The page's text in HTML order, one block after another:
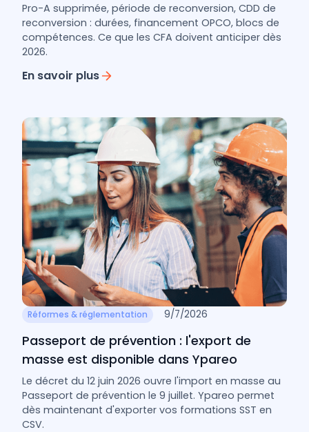
Pro-A supprimée, période de reconversion, CDD de
reconversion : durées, financement OPCO, blocs de
compétences. Ce que les CFA doivent anticiper dès
2026.
En savoir plus
Réformes & réglementation 9/7/2026
Passeport de prévention : l'export de
masse est disponible dans Ypareo
Le décret du 12 juin 2026 ouvre l'import en masse au
Passeport de prévention le 9 juillet. Ypareo permet
dès maintenant d'exporter vos formations SST en
CSV.